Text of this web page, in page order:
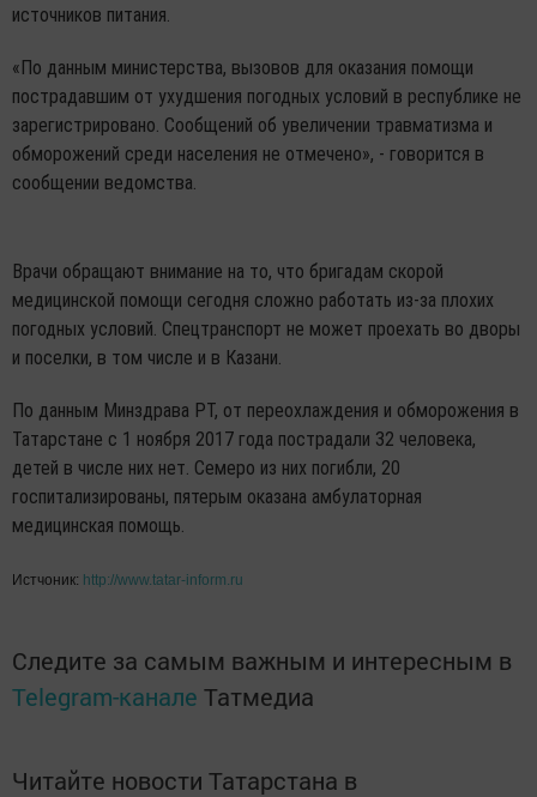
источников питания.
«По данным министерства, вызовов для оказания помощи
пострадавшим от ухудшения погодных условий в республике не
зарегистрировано. Сообщений об увеличении травматизма и
обморожений среди населения не отмечено», - говорится в
сообщении ведомства.
Врачи обращают внимание на то, что бригадам скорой
медицинской помощи сегодня сложно работать из-за плохих
погодных условий. Спецтранспорт не может проехать во дворы
и поселки, в том числе и в Казани.
По данным Минздрава РТ, от переохлаждения и обморожения в
Татарстане с 1 ноября 2017 года пострадали 32 человека,
детей в числе них нет. Семеро из них погибли, 20
госпитализированы, пятерым оказана амбулаторная
медицинская помощь.
Истчоник: http://www.tatar-inform.ru
Следите за самым важным и интересным в
Telegram-канале Татмедиа
Читайте новости Татарстана в